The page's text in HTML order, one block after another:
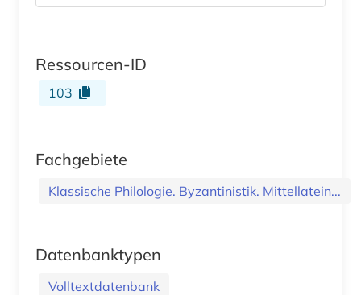
Ressourcen-ID
103
Fachgebiete
Klassische Philologie. Byzantinistik. Mittellatein...
Datenbanktypen
Volltextdatenbank